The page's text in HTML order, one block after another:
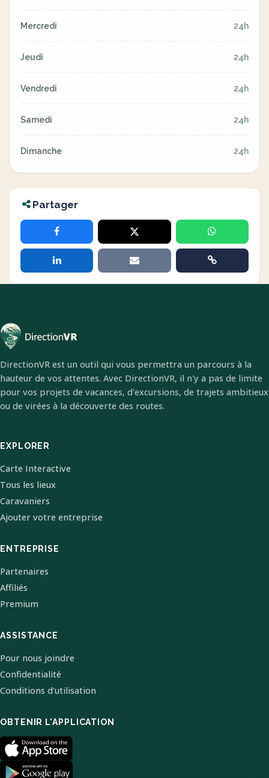
Mercredi 24h
Jeudi 24h
Vendredi 24h
Samedi 24h
Dimanche 24h
Partager
DirectionVR est un outil qui vous permettra un parcours à la
hauteur de vos attentes. Avec DirectionVR, il n'y a pas de limite
pour vos projets de vacances, d'excursions, de trajets ambitieux
ou de virées à la découverte des routes.
EXPLORER
Carte Interactive
Tous les lieux
Caravaniers
Ajouter votre entreprise
ENTREPRISE
Partenaires
Affiliés
Premium
ASSISTANCE
Pour nous joindre
Confidentialité
Conditions d'utilisation
OBTENIR L'APPLICATION